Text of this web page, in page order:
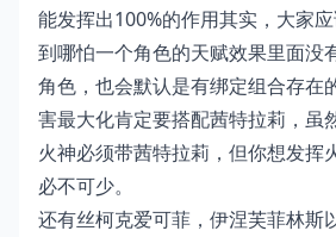
能发挥出100%的作用其实，大家
到哪怕一个角色的天赋效果里面没
角色，也会默认是有绑定组合存在
害最大化肯定要搭配茜特拉莉，虽
火神必须带茜特拉莉，但你想发挥
必不可少。
还有丝柯克爱可菲，伊涅芙菲林斯